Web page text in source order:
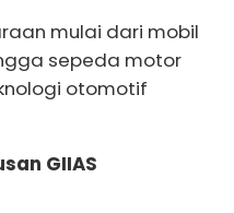
mulai dari mobil
sepeda motor
otomotif
GIIAS